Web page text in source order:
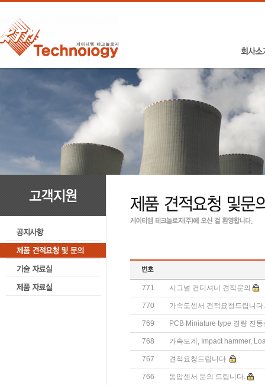
771 시그널 컨디셔너 견적문의
770 가속도센서 견적요청드립니다.
769 PCB Miniature type 경량 진
768 가속도계, Impact hammer,
767 견적요청드립니다.
766 동압센서 문의 드립니다.